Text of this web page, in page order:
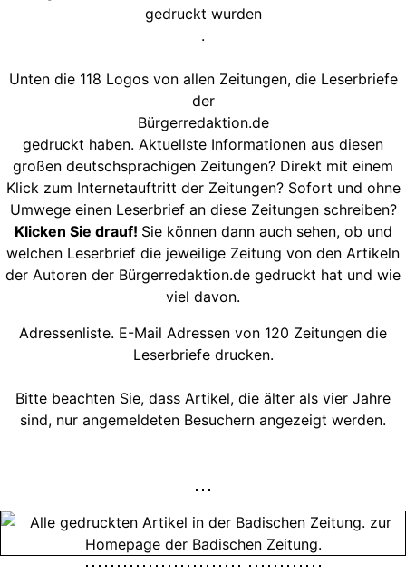
gedruckt wurden
.
Unten die 118 Logos von allen Zeitungen, die Leserbriefe
der
Bürgerredaktion.de
gedruckt haben. Aktuellste Informationen aus diesen
großen deutschsprachigen Zeitungen? Direkt mit einem
Klick zum Internetauftritt der Zeitungen? Sofort und ohne
Umwege einen Leserbrief an diese Zeitungen schreiben?
Klicken Sie drauf! Sie können dann auch sehen, ob und
welchen Leserbrief die jeweilige Zeitung von den Artikeln
der Autoren der Bürgerredaktion.de gedruckt hat und wie
viel davon.
Adressenliste. E-Mail Adressen von 120 Zeitungen die
Leserbriefe drucken.
Bitte beachten Sie, dass Artikel, die älter als vier Jahre
sind, nur angemeldeten Besuchern angezeigt werden.